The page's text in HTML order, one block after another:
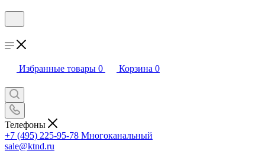
Избранные товары 0 Корзина 0
Телефоны
+7 (495) 225-95-78 Многоканальный
sale@ktnd.ru